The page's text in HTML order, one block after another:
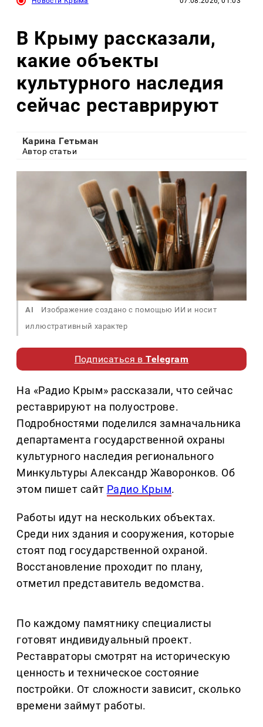
В Крыму рассказали,
какие объекты
культурного наследия
сейчас реставрируют
Карина Гетьман
Автор статьи
AI
Изображение создано с помощью ИИ и носит
иллюстративный характер
Подписаться вTelegram
На «Радио Крым» рассказали, что сейчас
реставрируют на полуострове.
Подробностями поделился замначальника
департамента государственной охраны
культурного наследия регионального
Минкультуры Александр Жаворонков. Об
этом пишет сайт Радио Крым.
Работы идут на нескольких объектах.
Среди них здания и сооружения, которые
стоят под государственной охраной.
Восстановление проходит по плану,
отметил представитель ведомства.
По каждому памятнику специалисты
готовят индивидуальный проект.
Реставраторы смотрят на историческую
ценность и техническое состояние
постройки. От сложности зависит, сколько
времени займут работы.